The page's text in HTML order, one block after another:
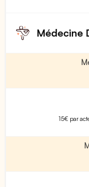
Médecine
15€ par